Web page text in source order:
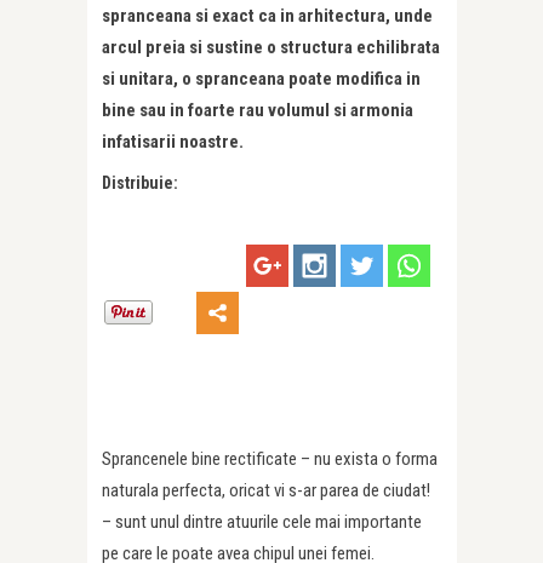
spranceana si exact ca in arhitectura, unde
arcul preia si sustine o structura echilibrata
si unitara, o spranceana poate modifica in
bine sau in foarte rau volumul si armonia
infatisarii noastre.
Distribuie:
Sprancenele bine rectificate – nu exista o forma
naturala perfecta, oricat vi s-ar parea de ciudat!
– sunt unul dintre atuurile cele mai importante
pe care le poate avea chipul unei femei.